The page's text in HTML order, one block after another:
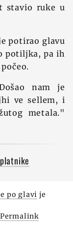
stavio ruke u
potirao glavu
potiljka, pa ih
nam je
ve sellem, i
metala."
po glavi je
Permalink